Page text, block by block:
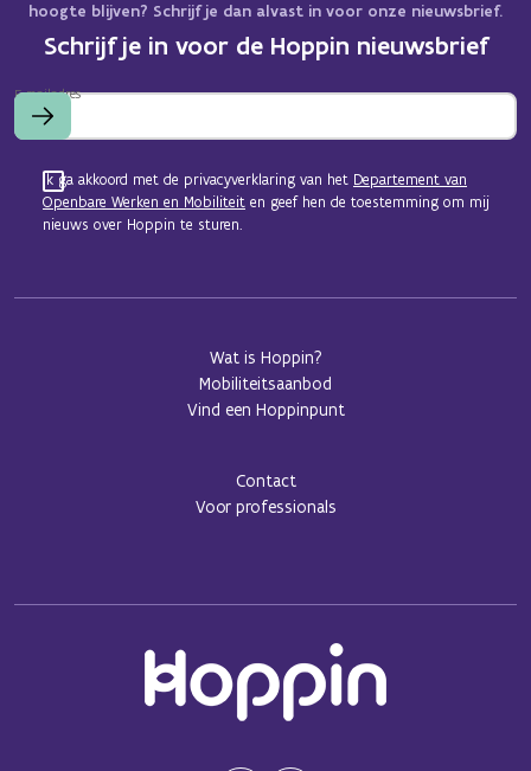
hoogte blijven? Schrijf je dan alvast in voor onze nieuwsbrief.
Schrijf je in voor de Hoppin nieuwsbrief
E-mailadres
Ik ga akkoord met de privacyverklaring van het Departement van
Openbare Werken en Mobiliteit en geef hen de toestemming om mij
nieuws over Hoppin te sturen.
Wat is Hoppin?
Mobiliteitsaanbod
Vind een Hoppinpunt
Contact
Voor professionals